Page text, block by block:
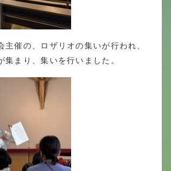
主催の、ロザリオの集いが行われ、
集まり、集いを行いました。